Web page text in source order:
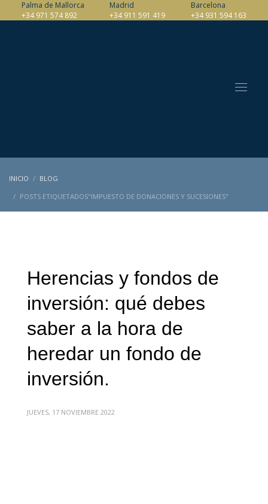
Palma de Mallorca
+34 971 574 892
Madrid
+34 911 591 419
Barcelona
+34 931 594 163
INICIO
BLOG
POSTS ETIQUETADOS"IMPUESTO DE DONACIONES Y SUCESIONES"
Herencias y fondos de
inversión: qué debes
saber a la hora de
heredar un fondo de
inversión.
JUEVES, 17 NOVIEMBRE 2022